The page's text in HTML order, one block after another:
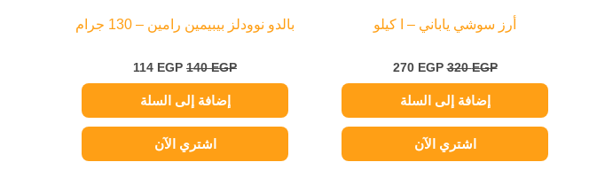
أرز سوشي ياباني – ا كيلو
320EGP
270 EGP
إضافة إلى السلة
اشتري الآن
بالدو نوودلز بيبيمين رامين – 130 جرام
140EGP
114 EGP
إضافة إلى السلة
اشتري الآن